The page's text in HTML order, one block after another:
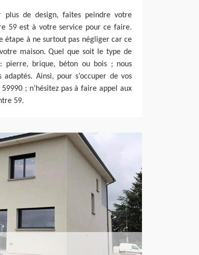
de design, faites peindre votre
59 est à votre service pour ce faire.
étape à ne surtout pas négliger car ce
maison. Quel que soit le type de
pierre, brique, béton ou bois ; nous
Ainsi, pour s’occuper de vos
; n’hésitez pas à faire appel aux
59.